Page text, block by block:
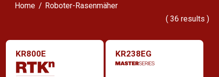
Home
Roboter-Rasenmäher
( 36 results )
KR800E KR238EG